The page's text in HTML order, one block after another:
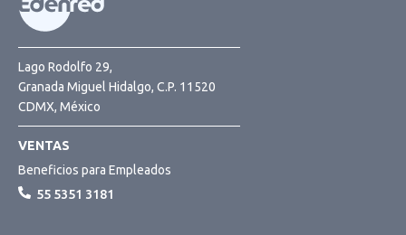
Lago Rodolfo 29,
Granada Miguel Hidalgo, C.P. 11520
CDMX, México
VENTAS
Beneficios para Empleados
55 5351 3181